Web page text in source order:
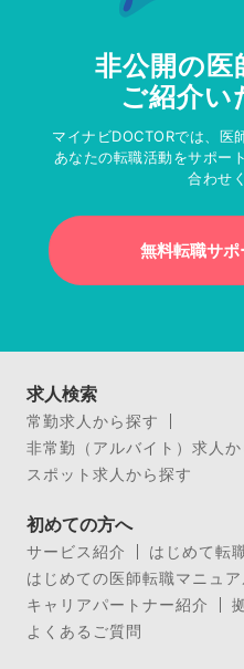
非公開の医
ご紹介い
マイナビDOCTORでは、医
あなたの転職活動をサポー
合わせ
無料転職サ
求人検索
常勤求人から探す
非常勤（アルバイト）求人か
スポット求人から探す
初めての方へ
サービス紹介
はじめて転
はじめての医師転職マニュア
キャリアパートナー紹介
よくあるご質問